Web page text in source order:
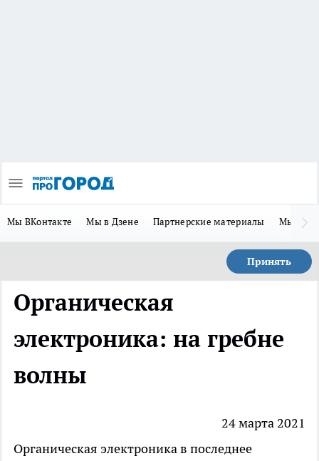
Мы ВКонтакте Мы в Дзене Партнерские материалы Мы в
Принять
Органическая
электроника: на гребне
волны
24 марта 2021
Органическая электроника в последнее